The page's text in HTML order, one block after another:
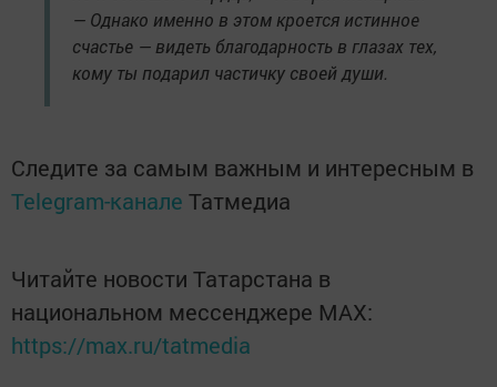
— Однако именно в этом кроется истинное
счастье — видеть благодарность в глазах тех,
кому ты подарил частичку своей души.
Следите за самым важным и интересным в
Telegram-канале Татмедиа
Читайте новости Татарстана в
национальном мессенджере MАХ:
https://max.ru/tatmedia